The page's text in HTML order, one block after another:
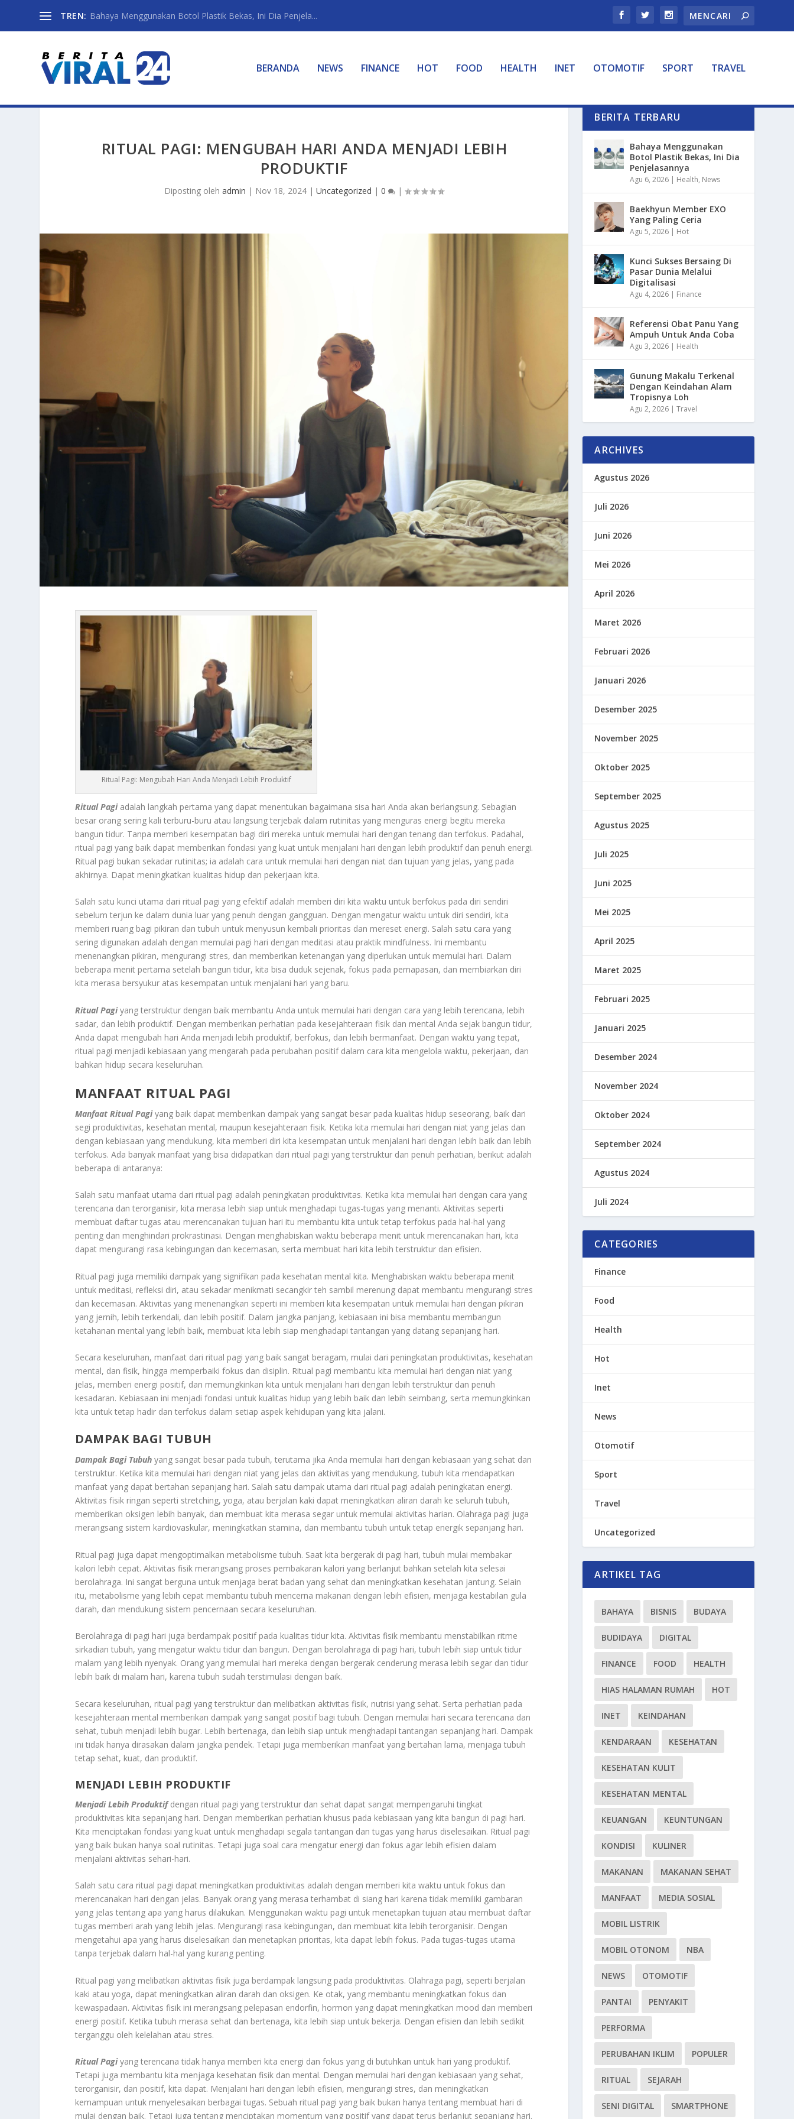
TREN: Bahaya Menggunakan Botol Plastik Bekas, Ini Dia Penjela...
BERANDA NEWS FINANCE HOT FOOD HEALTH INET OTOMOTIF SPORT TRAVEL
RITUAL PAGI: MENGUBAH HARI ANDA MENJADI LEBIH
PRODUKTIF
Diposting olehadmin | Nov 18, 2024 |Uncategorized |0 |
Ritual Pagi: Mengubah Hari Anda Menjadi Lebih Produktif
Ritual Pagiadalah langkah pertama yang dapat menentukan bagaimana sisa hari Anda akan berlangsung. Sebagian
besar orang sering kali terburu-buru atau langsung terjebak dalam rutinitas yang menguras energi begitu mereka
bangun tidur. Tanpa memberi kesempatan bagi diri mereka untuk memulai hari dengan tenang dan terfokus. Padahal,
ritual pagi yang baik dapat memberikan fondasi yang kuat untuk menjalani hari dengan lebih produktif dan penuh energi.
Ritual pagi bukan sekadar rutinitas; ia adalah cara untuk memulai hari dengan niat dan tujuan yang jelas, yang pada
akhirnya. Dapat meningkatkan kualitas hidup dan pekerjaan kita.
Salah satu kunci utama dari ritual pagi yang efektif adalah memberi diri kita waktu untuk berfokus pada diri sendiri
sebelum terjun ke dalam dunia luar yang penuh dengan gangguan. Dengan mengatur waktu untuk diri sendiri, kita
memberi ruang bagi pikiran dan tubuh untuk menyusun kembali prioritas dan mereset energi. Salah satu cara yang
sering digunakan adalah dengan memulai pagi hari dengan meditasi atau praktik mindfulness. Ini membantu
menenangkan pikiran, mengurangi stres, dan memberikan ketenangan yang diperlukan untuk memulai hari. Dalam
beberapa menit pertama setelah bangun tidur, kita bisa duduk sejenak, fokus pada pernapasan, dan membiarkan diri
kita merasa bersyukur atas kesempatan untuk menjalani hari yang baru.
Ritual Pagiyang terstruktur dengan baik membantu Anda untuk memulai hari dengan cara yang lebih terencana, lebih
sadar, dan lebih produktif. Dengan memberikan perhatian pada kesejahteraan fisik dan mental Anda sejak bangun tidur,
Anda dapat mengubah hari Anda menjadi lebih produktif, berfokus, dan lebih bermanfaat. Dengan waktu yang tepat,
ritual pagi menjadi kebiasaan yang mengarah pada perubahan positif dalam cara kita mengelola waktu, pekerjaan, dan
bahkan hidup secara keseluruhan.
MANFAAT RITUAL PAGI
Manfaat Ritual Pagiyang baik dapat memberikan dampak yang sangat besar pada kualitas hidup seseorang, baik dari
segi produktivitas, kesehatan mental, maupun kesejahteraan fisik. Ketika kita memulai hari dengan niat yang jelas dan
dengan kebiasaan yang mendukung, kita memberi diri kita kesempatan untuk menjalani hari dengan lebih baik dan lebih
terfokus. Ada banyak manfaat yang bisa didapatkan dari ritual pagi yang terstruktur dan penuh perhatian, berikut adalah
beberapa di antaranya:
Salah satu manfaat utama dari ritual pagi adalah peningkatan produktivitas. Ketika kita memulai hari dengan cara yang
terencana dan terorganisir, kita merasa lebih siap untuk menghadapi tugas-tugas yang menanti. Aktivitas seperti
membuat daftar tugas atau merencanakan tujuan hari itu membantu kita untuk tetap terfokus pada hal-hal yang
penting dan menghindari prokrastinasi. Dengan menghabiskan waktu beberapa menit untuk merencanakan hari, kita
dapat mengurangi rasa kebingungan dan kecemasan, serta membuat hari kita lebih terstruktur dan efisien.
Ritual pagi juga memiliki dampak yang signifikan pada kesehatan mental kita. Menghabiskan waktu beberapa menit
untuk meditasi, refleksi diri, atau sekadar menikmati secangkir teh sambil merenung dapat membantu mengurangi stres
dan kecemasan. Aktivitas yang menenangkan seperti ini memberi kita kesempatan untuk memulai hari dengan pikiran
yang jernih, lebih terkendali, dan lebih positif. Dalam jangka panjang, kebiasaan ini bisa membantu membangun
ketahanan mental yang lebih baik, membuat kita lebih siap menghadapi tantangan yang datang sepanjang hari.
Secara keseluruhan, manfaat dari ritual pagi yang baik sangat beragam, mulai dari peningkatan produktivitas, kesehatan
mental, dan fisik, hingga memperbaiki fokus dan disiplin. Ritual pagi membantu kita memulai hari dengan niat yang
jelas, memberi energi positif, dan memungkinkan kita untuk menjalani hari dengan lebih terstruktur dan penuh
kesadaran. Kebiasaan ini menjadi fondasi untuk kualitas hidup yang lebih baik dan lebih seimbang, serta memungkinkan
kita untuk tetap hadir dan terfokus dalam setiap aspek kehidupan yang kita jalani.
DAMPAK BAGI TUBUH
Dampak Bagi Tubuh yang sangat besar pada tubuh, terutama jika Anda memulai hari dengan kebiasaan yang sehat dan
terstruktur. Ketika kita memulai hari dengan niat yang jelas dan aktivitas yang mendukung, tubuh kita mendapatkan
manfaat yang dapat bertahan sepanjang hari. Salah satu dampak utama dari ritual pagi adalah peningkatan energi.
Aktivitas fisik ringan seperti stretching, yoga, atau berjalan kaki dapat meningkatkan aliran darah ke seluruh tubuh,
memberikan oksigen lebih banyak, dan membuat kita merasa segar untuk memulai aktivitas harian. Olahraga pagi juga
merangsang sistem kardiovaskular, meningkatkan stamina, dan membantu tubuh untuk tetap energik sepanjang hari.
Ritual pagi juga dapat mengoptimalkan metabolisme tubuh. Saat kita bergerak di pagi hari, tubuh mulai membakar
kalori lebih cepat. Aktivitas fisik merangsang proses pembakaran kalori yang berlanjut bahkan setelah kita selesai
berolahraga. Ini sangat berguna untuk menjaga berat badan yang sehat dan meningkatkan kesehatan jantung. Selain
itu, metabolisme yang lebih cepat membantu tubuh mencerna makanan dengan lebih efisien, menjaga kestabilan gula
darah, dan mendukung sistem pencernaan secara keseluruhan.
Berolahraga di pagi hari juga berdampak positif pada kualitas tidur kita. Aktivitas fisik membantu menstabilkan ritme
sirkadian tubuh, yang mengatur waktu tidur dan bangun. Dengan berolahraga di pagi hari, tubuh lebih siap untuk tidur
malam yang lebih nyenyak. Orang yang memulai hari mereka dengan bergerak cenderung merasa lebih segar dan tidur
lebih baik di malam hari, karena tubuh sudah terstimulasi dengan baik.
Secara keseluruhan, ritual pagi yang terstruktur dan melibatkan aktivitas fisik, nutrisi yang sehat. Serta perhatian pada
kesejahteraan mental memberikan dampak yang sangat positif bagi tubuh. Dengan memulai hari secara terencana dan
sehat, tubuh menjadi lebih bugar. Lebih bertenaga, dan lebih siap untuk menghadapi tantangan sepanjang hari. Dampak
ini tidak hanya dirasakan dalam jangka pendek. Tetapi juga memberikan manfaat yang bertahan lama, menjaga tubuh
tetap sehat, kuat, dan produktif.
MENJADI LEBIH PRODUKTIF
Menjadi Lebih Produktifdengan ritual pagi yang terstruktur dan sehat dapat sangat mempengaruhi tingkat
produktivitas kita sepanjang hari. Dengan memberikan perhatian khusus pada kebiasaan yang kita bangun di pagi hari.
Kita menciptakan fondasi yang kuat untuk menghadapi segala tantangan dan tugas yang harus diselesaikan. Ritual pagi
yang baik bukan hanya soal rutinitas. Tetapi juga soal cara mengatur energi dan fokus agar lebih efisien dalam
menjalani aktivitas sehari-hari.
Salah satu cara ritual pagi dapat meningkatkan produktivitas adalah dengan memberi kita waktu untuk fokus dan
merencanakan hari dengan jelas. Banyak orang yang merasa terhambat di siang hari karena tidak memiliki gambaran
yang jelas tentang apa yang harus dilakukan. Menggunakan waktu pagi untuk menetapkan tujuan atau membuat daftar
tugas memberi arah yang lebih jelas. Mengurangi rasa kebingungan, dan membuat kita lebih terorganisir. Dengan
mengetahui apa yang harus diselesaikan dan menetapkan prioritas, kita dapat lebih fokus. Pada tugas-tugas utama
tanpa terjebak dalam hal-hal yang kurang penting.
Ritual pagi yang melibatkan aktivitas fisik juga berdampak langsung pada produktivitas. Olahraga pagi, seperti berjalan
kaki atau yoga, dapat meningkatkan aliran darah dan oksigen. Ke otak, yang membantu meningkatkan fokus dan
kewaspadaan. Aktivitas fisik ini merangsang pelepasan endorfin, hormon yang dapat meningkatkan mood dan memberi
energi positif. Ketika tubuh merasa sehat dan bertenaga, kita lebih siap untuk bekerja. Dengan efisien dan lebih sedikit
terganggu oleh kelelahan atau stres.
Ritual Pagiyang terencana tidak hanya memberi kita energi dan fokus yang di butuhkan untuk hari yang produktif.
Tetapi juga membantu kita menjaga kesehatan fisik dan mental. Dengan memulai hari dengan kebiasaan yang sehat,
terorganisir, dan positif, kita dapat. Menjalani hari dengan lebih efisien, mengurangi stres, dan meningkatkan
kemampuan untuk menyelesaikan berbagai tugas. Sebuah ritual pagi yang baik bukan hanya tentang membuat hari di
mulai dengan baik. Tetapi juga tentang menciptakan momentum yang positif yang dapat terus berlanjut sepanjang hari.
BERITA TERBARU
Bahaya Menggunakan
Botol Plastik Bekas, Ini Dia
Penjelasannya
Agu 6, 2026 | Health, News
Baekhyun Member EXO
Yang Paling Ceria
Agu 5, 2026 | Hot
Kunci Sukses Bersaing Di
Pasar Dunia Melalui
Digitalisasi
Agu 4, 2026 | Finance
Referensi Obat Panu Yang
Ampuh Untuk Anda Coba
Agu 3, 2026 | Health
Gunung Makalu Terkenal
Dengan Keindahan Alam
Tropisnya Loh
Agu 2, 2026 |Travel
ARCHIVES
Agustus 2026
Juli 2026
Juni 2026
Mei 2026
April 2026
Maret 2026
Februari 2026
Januari 2026
Desember 2025
November 2025
Oktober 2025
September 2025
Agustus 2025
Juli 2025
Juni 2025
Mei 2025
April 2025
Maret 2025
Februari 2025
Januari 2025
Desember 2024
November 2024
Oktober 2024
September 2024
Agustus 2024
Juli 2024
CATEGORIES
Finance
Food
Health
Hot
Inet
News
Otomotif
Sport
Travel
Uncategorized
ARTIKEL TAG
BAHAYA BISNIS BUDAYA
BUDIDAYA DIGITAL
FINANCE FOOD HEALTH
HIAS HALAMAN RUMAH HOT
INET KEINDAHAN
KENDARAAN KESEHATAN
KESEHATAN KULIT
KESEHATAN MENTAL
KEUANGAN KEUNTUNGAN
KONDISI KULINER
MAKANAN MAKANAN SEHAT
MANFAAT MEDIA SOSIAL
MOBIL LISTRIK
MOBIL OTONOM NBA
NEWS OTOMOTIF
PANTAI PENYAKIT
PERFORMA
PERUBAHAN IKLIM POPULER
RITUAL SEJARAH
SENI DIGITAL SMARTPHONE